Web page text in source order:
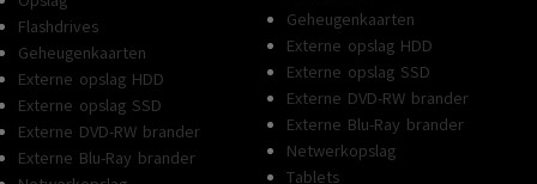
Flashdrives
Geheugenkaarten
Externe opslag HDD
Externe opslag SSD
Externe DVD-RW brander
Externe Blu-Ray brander
Geheugenkaarten
Externe opslag HDD
Externe opslag SSD
Externe DVD-RW brander
Externe Blu-Ray brander
Netwerkopslag
Tablets